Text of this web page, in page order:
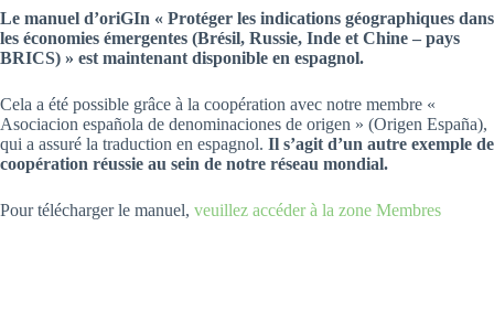
Le manuel d’oriGIn « Protéger les indications géographiques dans
les économies émergentes (Brésil, Russie, Inde et Chine – pays
BRICS) » est maintenant disponible en espagnol.
Cela a été possible grâce à la coopération avec notre membre «
Asociacion española de denominaciones de origen » (Origen España),
qui a assuré la traduction en espagnol. Il s’agit d’un autre exemple de
coopération réussie au sein de notre réseau mondial.
Pour télécharger le manuel, veuillez accéder à la zone Membres